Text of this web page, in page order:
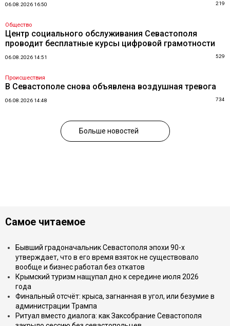
06.08.2026 16:50 219
Общество
Центр социального обслуживания Севастополя
проводит бесплатные курсы цифровой грамотности
06.08.2026 14:51 529
Происшествия
В Севастополе снова объявлена воздушная тревога
06.08.2026 14:48 734
Больше новостей
Самое читаемое
Бывший градоначальник Севастополя эпохи 90-х
утверждает, что в его время взяток не существовало
вообще и бизнес работал без откатов
Крымский туризм нащупал дно к середине июля 2026
года
Финальный отсчёт: крыса, загнанная в угол, или безумие в
администрации Трампа
Ритуал вместо диалога: как Заксобрание Севастополя